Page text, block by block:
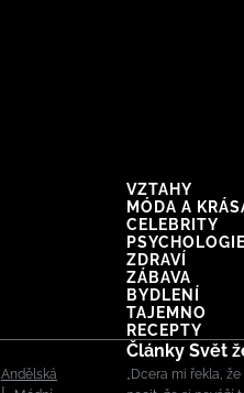
VZTAHY
MÓDA A
CELEBRITY
PSYCHOLOGIE
ZDRAVÍ
ZÁBAVA
BYDLENÍ
TAJEMNO
RECEPTY
Andělská
Články Svět
„Dcera mi řekla,